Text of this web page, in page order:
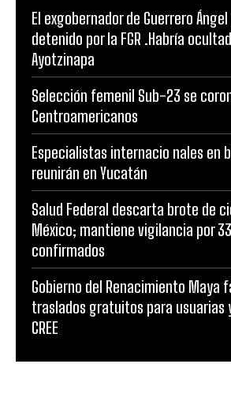
El exgobernador de Guerrero
detenido por la FGR .Habría
Ayotzinapa
Selección femenil Sub-23 se
Centroamericanos
Especialistas internacio nales en
reunirán en Yucatán
Salud Federal descarta brote de
México; mantiene vigilancia por
confirmados
Gobierno del Renacimiento Maya
traslados gratuitos para usuarias
CREE